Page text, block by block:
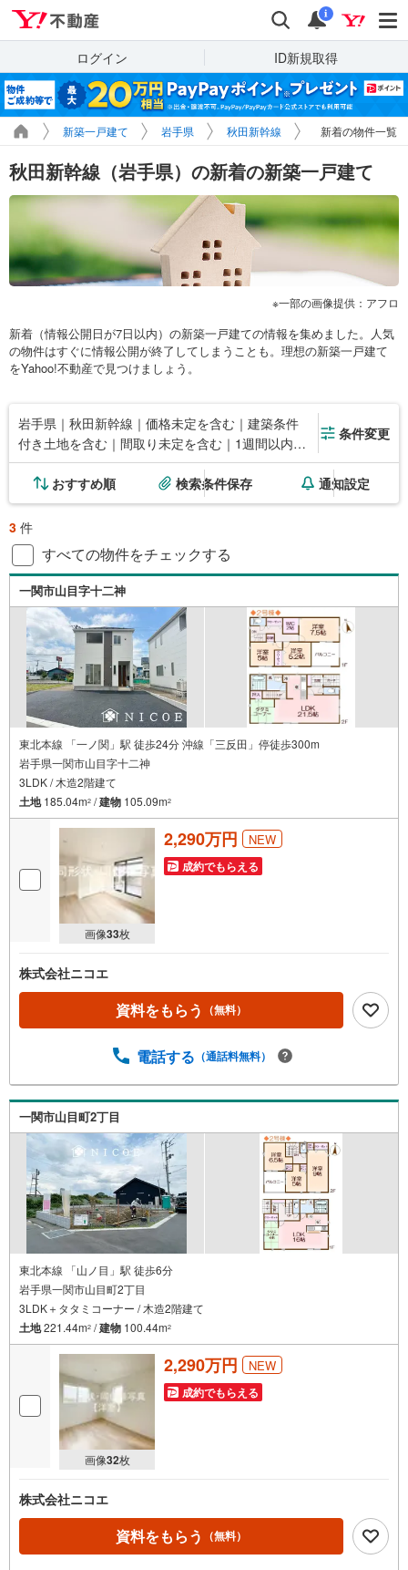
検索 通知
i
ログイン ID新規取得
新築一戸建て 岩手県 秋田新幹線 新着の物件一覧
秋田新幹線（岩手県）の新着の新築一戸建て
一部の画像提供：アフロ
新着（情報公開日が7日以内）の新築一戸建ての情報を集めました。人気
の物件はすぐに情報公開が終了してしまうことも。理想の新築一戸建て
をYahoo!不動産で見つけましょう。
岩手県｜秋田新幹線｜価格未定を含む｜建築条件
付き土地を含む｜間取り未定を含む｜1週間以内公
開
条件変更
おすすめ順 検索条件保存 通知設定
3 件
すべての物件をチェックする
一関市山目字十二神
東北本線 「一ノ関」駅 徒歩24分 沖線「三反田」停徒歩300m
岩手県一関市山目字十二神
3LDK / 木造2階建て
土地185.04m2 /建物 105.09m2
画像33枚
2,290万円 NEW
成約でもらえる
株式会社ニコエ
資料をもらう （無料）
電話する （通話料無料）
一関市山目町2丁目
東北本線 「山ノ目」駅 徒歩6分
岩手県一関市山目町2丁目
3LDK＋タタミコーナー / 木造2階建て
土地221.44m2 /建物 100.44m2
画像32枚
2,290万円 NEW
成約でもらえる
株式会社ニコエ
資料をもらう （無料）